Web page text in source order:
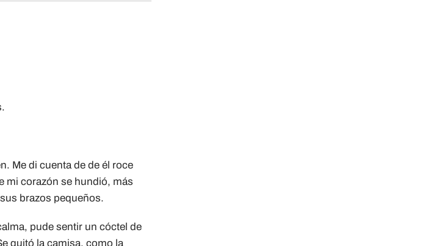
Me di cuenta de de él roce
mi corazón se hundió, más
brazos pequeños.
pude sentir un cóctel de
quitó la camisa, como la